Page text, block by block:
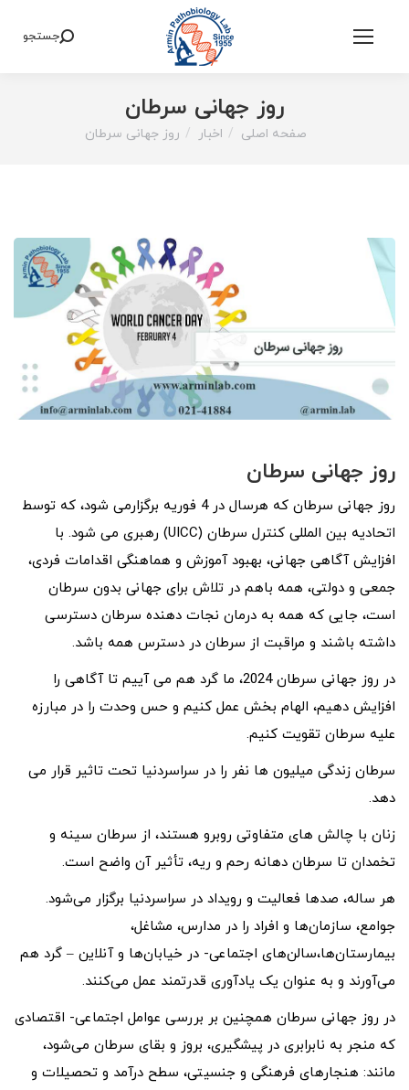
Search:
جستجو
روز جهانی سرطان
You are here:
صفحه اصلی اخبار روز جهانی سرطان
روز جهانی سرطان
روز جهانی سرطان که هرسال در 4 فوریه برگزارمی شود، که توسط
اتحادیه بین المللی کنترل سرطان (UICC) رهبری می شود. با
افزایش آگاهی جهانی، بهبود آموزش و هماهنگی اقدامات فردی،
جمعی و دولتی، همه باهم در تلاش برای جهانی بدون سرطان
است، جایی که همه به درمان نجات دهنده سرطان دسترسی
داشته باشند و مراقبت از سرطان در دسترس همه باشد.
در روز جهانی سرطان 2024، ما گرد هم می آییم تا آگاهی را
افزایش دهیم، الهام بخش عمل کنیم و حس وحدت را در مبارزه
علیه سرطان تقویت کنیم.
سرطان زندگی میلیون ها نفر را در سراسردنیا تحت تاثیر قرار می
دهد.
زنان با چالش های متفاوتی روبرو هستند، از سرطان سینه و
تخمدان تا سرطان دهانه رحم و ریه، تأثیر آن واضح است.
هر ساله، صدها فعالیت و رویداد در سراسردنیا برگزار می‌شود.
جوامع، سازمان‌ها و افراد را در مدارس، مشاغل،
بیمارستان‌ها،سالن‌های اجتماعی- در خیابان‌ها و آنلاین – گرد هم
می‌آورند و به عنوان یک یادآوری قدرتمند عمل می‌کنند.
در روز جهانی سرطان همچنین بر بررسی عوامل اجتماعی- اقتصادی
که منجر به نابرابری در پیشگیری، بروز و بقای سرطان می‌شود،
مانند: هنجارهای فرهنگی و جنسیتی، سطح درآمد و تحصیلات و